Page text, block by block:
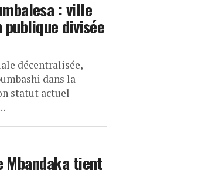
: ville
publique divisée
décentralisée,
dans la
statut actuel
Mbandaka tient